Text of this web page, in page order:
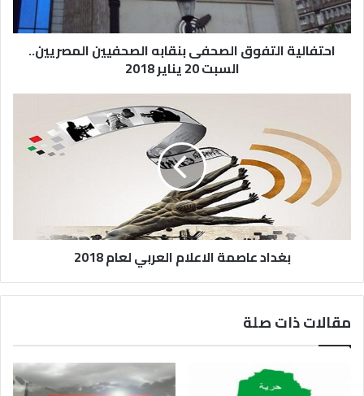
احتفالية التفوق الصحفى بنقابه الصحفيين المصريين..
السبت 20 يناير 2018
بغداد عاصمة الاعلام العربي لعام 2018
مقالات ذات صلة